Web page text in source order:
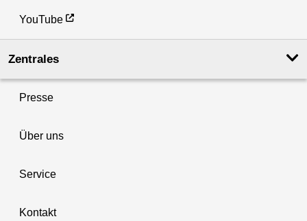
YouTube
Zentrales
Presse
Über uns
Service
Kontakt